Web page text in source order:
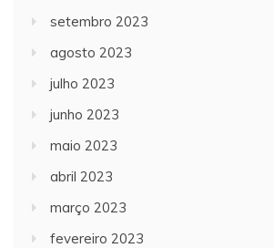
setembro 2023
agosto 2023
julho 2023
junho 2023
maio 2023
abril 2023
março 2023
fevereiro 2023